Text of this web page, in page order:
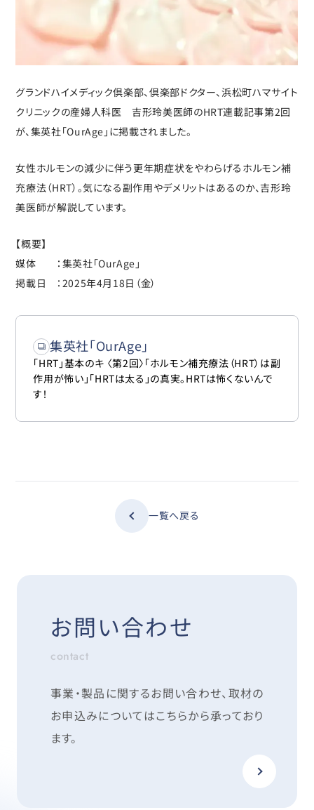
グランドハイメディック倶楽部、倶楽部ドクター、浜松町ハマサイト
クリニックの産婦人科医 吉形玲美医師のHRT連載記事第2回
が、集英社「OurAge」に掲載されました。
女性ホルモンの減少に伴う更年期症状をやわらげるホルモン補
充療法（HRT）。気になる副作用やデメリットはあるのか、吉形玲
美医師が解説しています。
【概要】
媒体 ：集英社「OurAge」
掲載日 ：2025年4月18日（金）
集英社「OurAge」
「HRT」基本のキ 〈第2回〉「ホルモン補充療法（HRT）は副
作用が怖い」「HRTは太る」の真実。HRTは怖くないんで
す！
一覧へ戻る
お問い合わせ
contact
事業・製品に関するお問い合わせ、取材の
お申込みについてはこちらから承っており
ます。